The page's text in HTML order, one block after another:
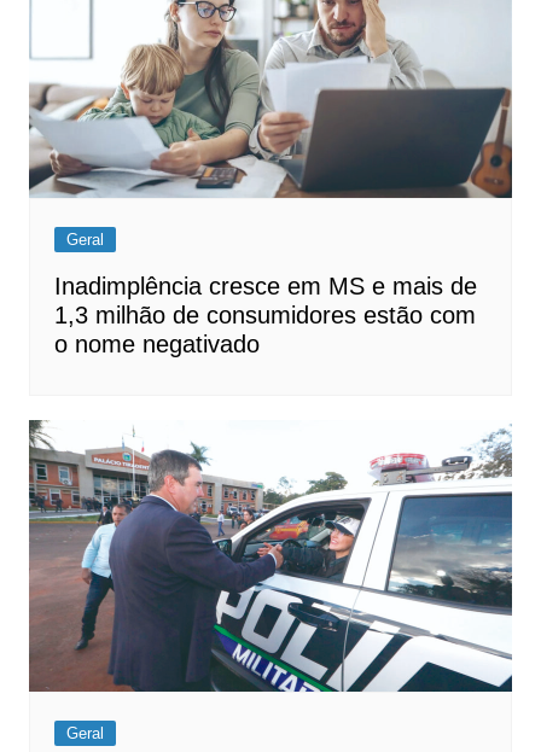
Geral
Inadimplência cresce em MS e mais de
1,3 milhão de consumidores estão com
o nome negativado
Geral